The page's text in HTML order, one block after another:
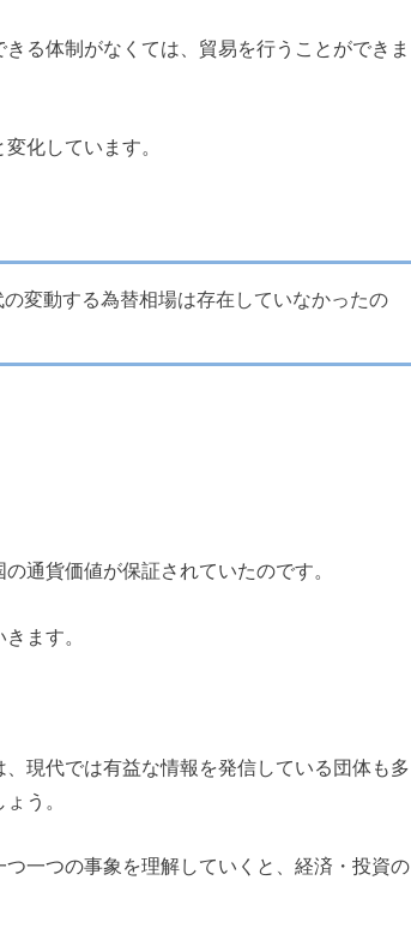
る体制がなくては、貿易を行うことができま
化しています。
変動する為替相場は存在していなかったの
通貨価値が保証されていたのです。
ます。
現代では有益な情報を発信している団体も多
う。
一つの事象を理解していくと、経済・投資の